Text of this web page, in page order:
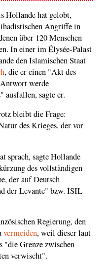
Hollande hat gelobt,
Angriffe in
über 120 Menschen
In einer im Élysée-Palast
den Islamischen Staat
, die er einen "Akt des
werde
sagte er.
bleibt die Frage:
des Krieges, der vor
sprach, sagte Hollande
des vollständigen
der auf Deutsch
der Levante" bzw. ISIL
Regierung, den
vermeiden, weil dieser laut
"die Grenze zwischen
verwischt".